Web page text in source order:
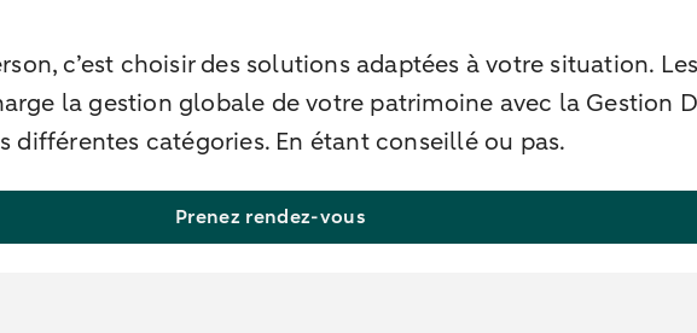
c’est choisir des solutions adaptées à votre situation.
la gestion globale de votre patrimoine avec la Gestion
différentes catégories. En étant conseillé ou pas.
Prenez rendez-vous